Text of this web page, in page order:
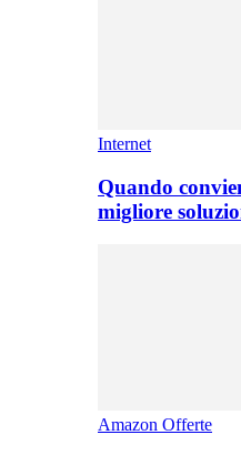
Internet
Quando
migliore
Amazon Offerte